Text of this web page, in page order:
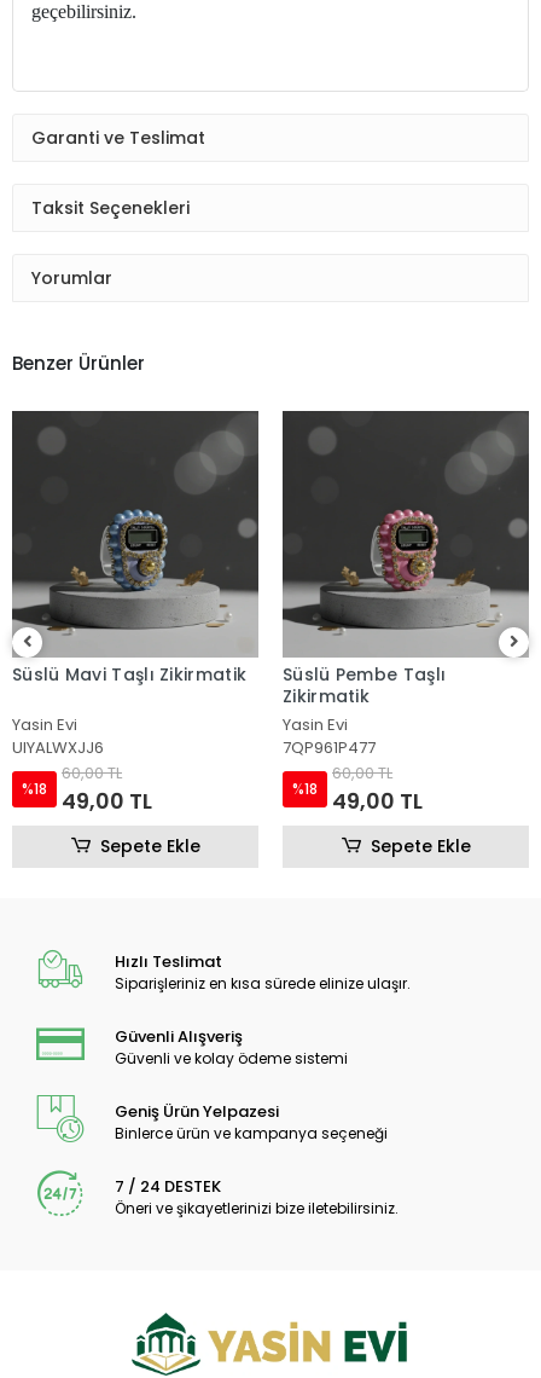
geçebilirsiniz.
Garanti ve Teslimat
Taksit Seçenekleri
Yorumlar
Benzer Ürünler
Süslü Mavi Taşlı Zikirmatik
Yasin Evi
UIYALWXJJ6
%18
60,00 TL
49,00 TL
Sepete Ekle
Süslü Pembe Taşlı
Zikirmatik
Yasin Evi
7QP961P477
%18
60,00 TL
49,00 TL
Sepete Ekle
Hızlı Teslimat
Siparişleriniz en kısa sürede elinize ulaşır.
Güvenli Alışveriş
Güvenli ve kolay ödeme sistemi
Geniş Ürün Yelpazesi
Binlerce ürün ve kampanya seçeneği
7 / 24 DESTEK
Öneri ve şikayetlerinizi bize iletebilirsiniz.